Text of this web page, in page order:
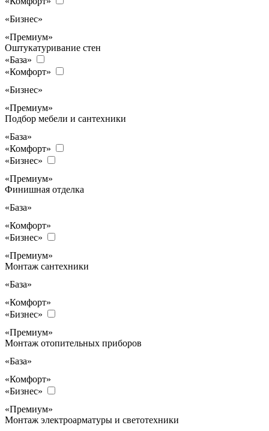
«Бизнес»
«Премиум»
Оштукатуривание стен
«База»
«Комфорт»
«Бизнес»
«Премиум»
Подбор мебели и сантехники
«База»
«Комфорт»
«Бизнес»
«Премиум»
Финишная отделка
«База»
«Комфорт»
«Бизнес»
«Премиум»
Монтаж сантехники
«База»
«Комфорт»
«Бизнес»
«Премиум»
Монтаж отопительных приборов
«База»
«Комфорт»
«Бизнес»
«Премиум»
Монтаж электроарматуры и светотехники